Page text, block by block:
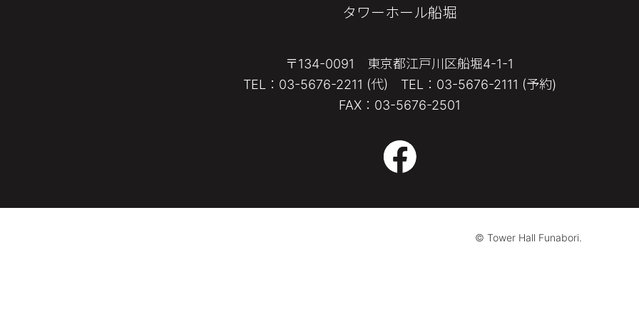
タワーホール船堀
〒134-0091 東京都江戸川区船堀4-1-1
TEL：03-5676-2211 (代) TEL：03-5676-2111 (予約)
FAX：03-5676-2501
© Tower Hall Funabori.